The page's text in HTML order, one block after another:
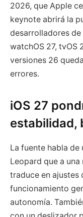
2026, que Apple
keynote abrirá la
desarrolladores de
watchOS 27, tvOS
versiones 26
errores.
iOS 27
estabilidad,
La fuente habla de
Leopard que a
traduce en ajustes
funcionamiento
autonomía.